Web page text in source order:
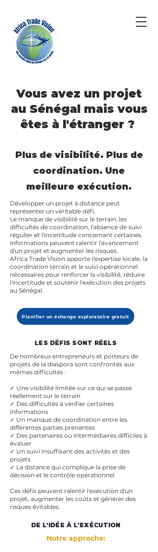
Vous avez un projet
au Sénégal mais vous
êtes à l'étranger ?
Plus de visibilité. Plus de
coordination. Une
meilleure exécution.
Développer un projet à distance peut
représenter un véritable défi.
Le manque de visibilité sur le terrain, les
difficultés de coordination, l'absence de suivi
régulier et l'incertitude concernant certaines
informations peuvent ralentir l'avancement
d'un projet et augmenter les risques.
Africa Trade Vision apporte l'expertise locale, la
coordination terrain et le suivi opérationnel
nécessaires pour renforcer la visibilité, réduire
l'incertitude et soutenir l'exécution des projets
au Sénégal.
Planifier un échange exploratoire gratuit
LES DÉFIS SONT RÉELS
De nombreux entrepreneurs et porteurs de
projets de la diaspora sont confrontés aux
mêmes difficultés :
✓ Une visibilité limitée sur ce qui se passe
réellement sur le terrain
✓ Des difficultés à vérifier certaines
informations
✓ Un manque de coordination entre les
différentes parties prenantes
✓ Des partenaires ou intermédiaires difficiles à
évaluer
✓ Un suivi insuffisant des activités et des
projets
✓ La distance qui complique la prise de
décision et le contrôle opérationnel
Ces défis peuvent ralentir l'exécution d'un
projet, augmenter les coûts et générer des
risques évitables.
DE L'IDÉE À L'EXÉCUTION
Notre approche: